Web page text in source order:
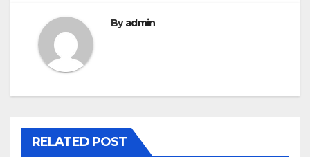
Byadmin
RELATED POST